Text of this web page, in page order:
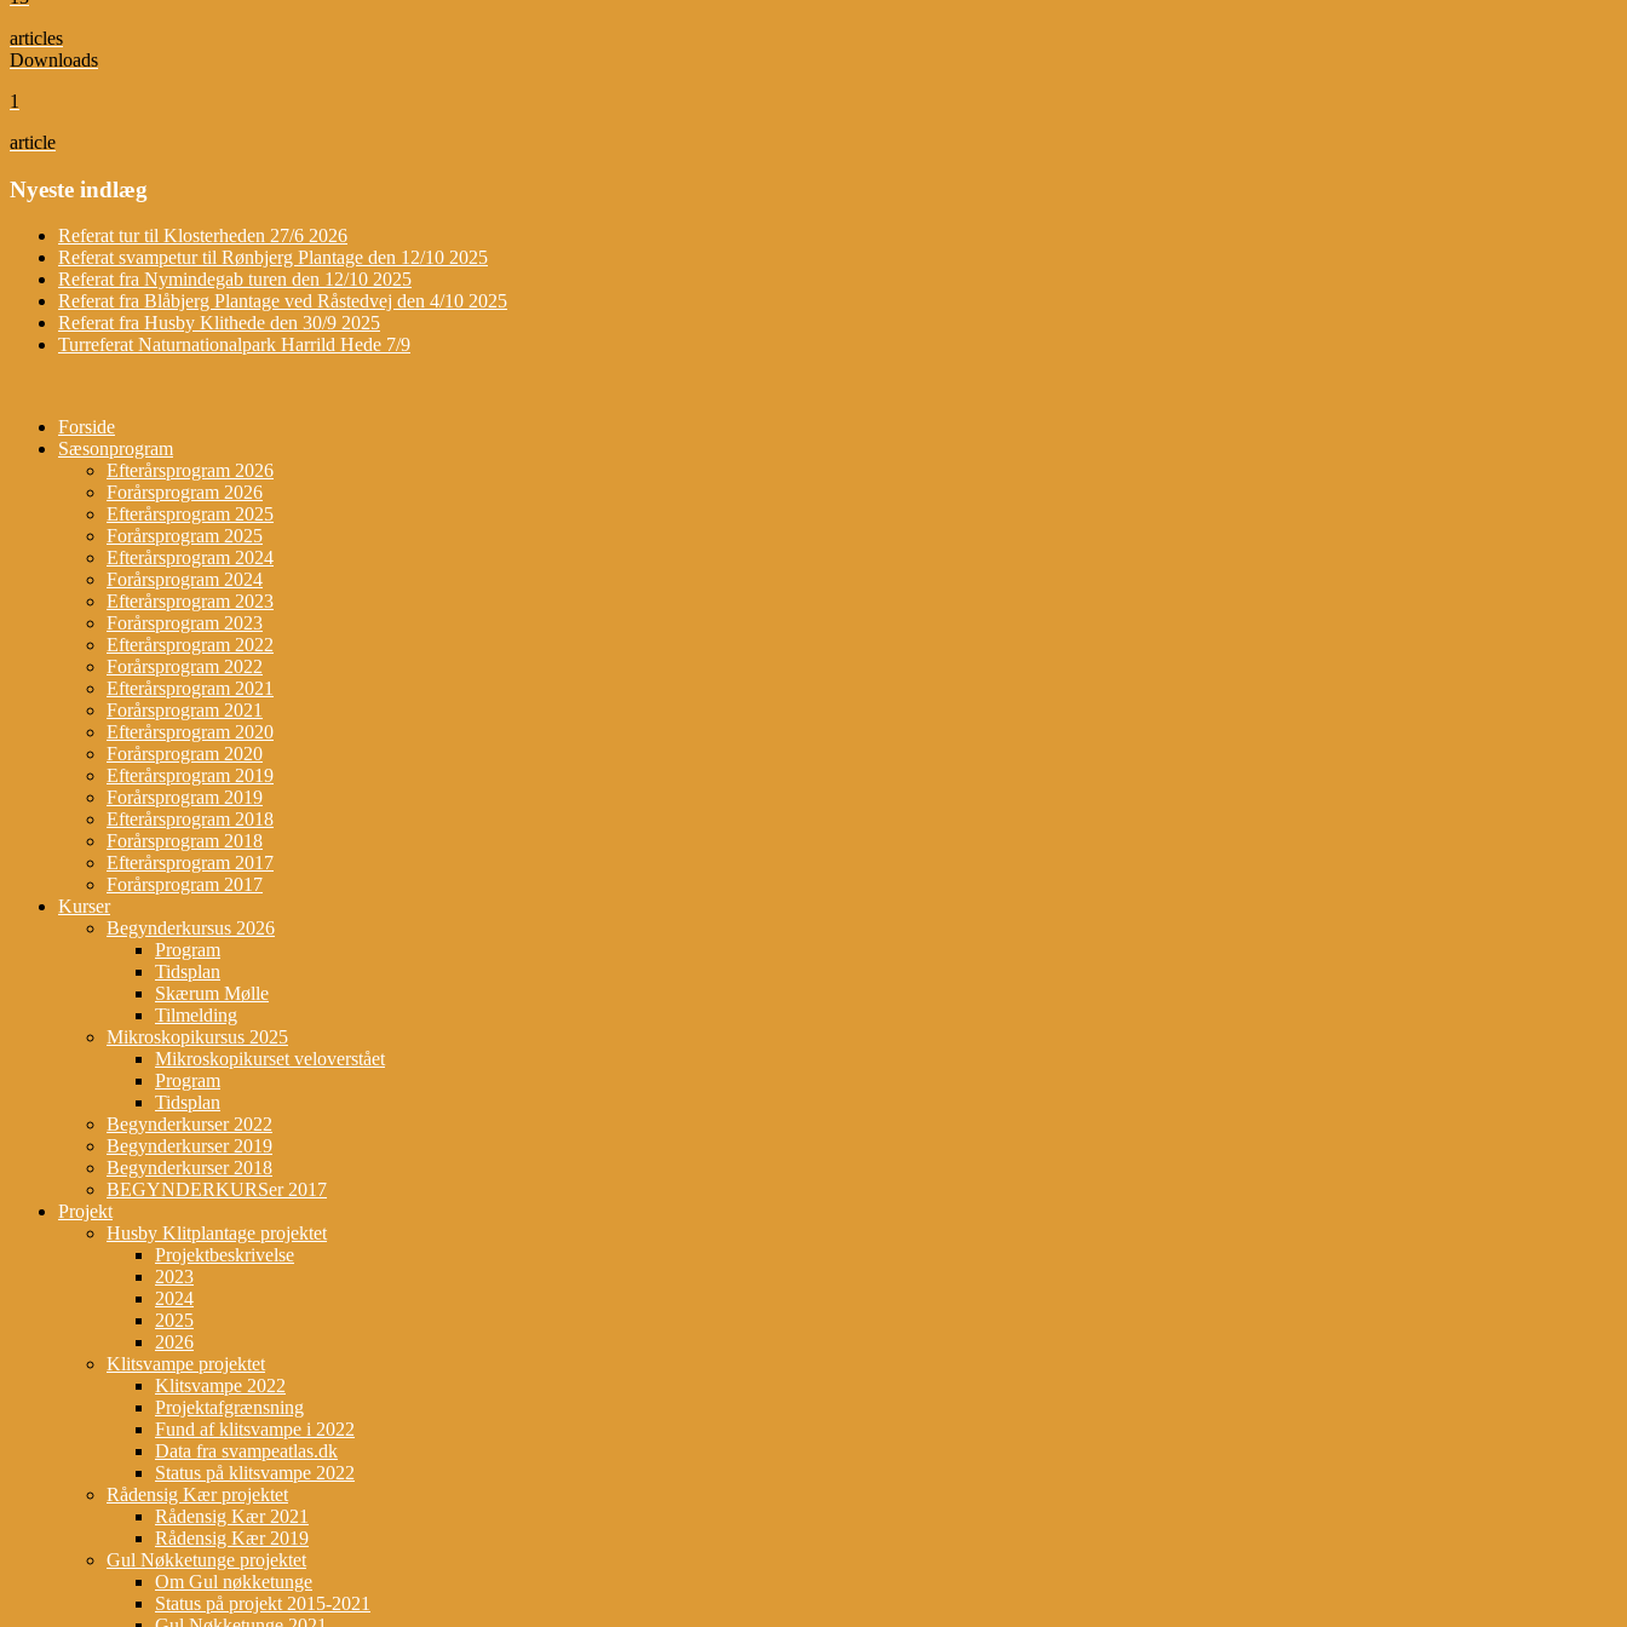
articles
Downloads
1
article
Nyeste indlæg
Referat tur til Klosterheden 27/6 2026
Referat svampetur til Rønbjerg Plantage den 12/10 2025
Referat fra Nymindegab turen den 12/10 2025
Referat fra Blåbjerg Plantage ved Råstedvej den 4/10 2025
Referat fra Husby Klithede den 30/9 2025
Turreferat Naturnationalpark Harrild Hede 7/9
Forside
Sæsonprogram
Efterårsprogram 2026
Forårsprogram 2026
Efterårsprogram 2025
Forårsprogram 2025
Efterårsprogram 2024
Forårsprogram 2024
Efterårsprogram 2023
Forårsprogram 2023
Efterårsprogram 2022
Forårsprogram 2022
Efterårsprogram 2021
Forårsprogram 2021
Efterårsprogram 2020
Forårsprogram 2020
Efterårsprogram 2019
Forårsprogram 2019
Efterårsprogram 2018
Forårsprogram 2018
Efterårsprogram 2017
Forårsprogram 2017
Kurser
Begynderkursus 2026
Program
Tidsplan
Skærum Mølle
Tilmelding
Mikroskopikursus 2025
Mikroskopikurset veloverstået
Program
Tidsplan
Begynderkurser 2022
Begynderkurser 2019
Begynderkurser 2018
BEGYNDERKURSer 2017
Projekt
Husby Klitplantage projektet
Projektbeskrivelse
2023
2024
2025
2026
Klitsvampe projektet
Klitsvampe 2022
Projektafgrænsning
Fund af klitsvampe i 2022
Data fra svampeatlas.dk
Status på klitsvampe 2022
Rådensig Kær projektet
Rådensig Kær 2021
Rådensig Kær 2019
Gul Nøkketunge projektet
Om Gul nøkketunge
Status på projekt 2015-2021